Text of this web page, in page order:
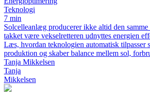
Teknologi
7 min
Solcelleanlæg producerer ikke altid den
takket være vekselretteren udnyttes energien
Læs, hvordan teknologien automatisk tilpasser
produktion og skaber balance mellem sol,
Tanja Mikkelsen
Tanja
Mikkelsen